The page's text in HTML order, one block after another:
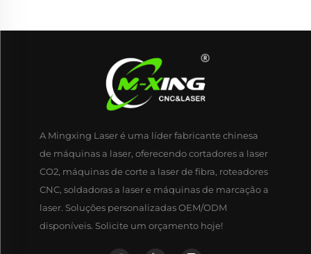
A Mingxing Laser é uma líder fabricante chinesa
de máquinas a laser, oferecendo cortadores a laser
CO2, máquinas de corte a laser de fibra, roteadores
CNC, soldadoras a laser e máquinas de marcação a
laser. Soluções personalizadas OEM/ODM
disponíveis. Solicite um orçamento hoje!